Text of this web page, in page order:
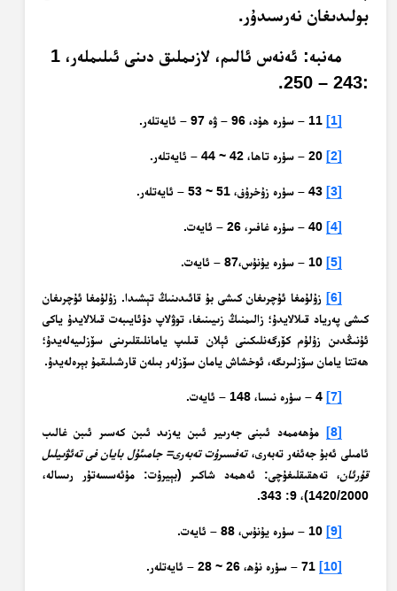
بولىدىغان نەرسىدۇر.
مەنبە: ئەنەس ئالىم، لازىملىق دىنى ئىلىملەر، 1
:243 – 250.
[1] 11 – سۈرە ھۇد، 96 – ۋە 97 – ئايەتلەر.
[2] 20 – سۈرە تاھا، 42 ~ 44 – ئايەتلەر.
[3] 43 – سۈرە زۇخرۇف، 51 ~ 53 – ئايەتلەر.
[4] 40 – سۈرە غافىر، 26 – ئايەت.
[5] 10 – سۈرە يۇنۇس،87 – ئايەت.
[6]
زۇلۇمغا ئۇچرىغان كىشى بۇ قائىدىنىڭ تېشىدا. زۇلۇمغا ئۇچرىغان
كىشى پەرياد قىلالايدۇ؛ زالىمنىڭ زىيىنىغا، توۋلاپ دۇئايىبەت قىلالايدۇ ياكى
ئۇنىڭدىن زۇلۇم كۆرگەنلىكىنى ئېلان قىلىپ يامانلىقلىرىنى سۆزلىيەلەيدۇ؛
ھەتتا يامان سۆزلىرىگە، ئوخشاش يامان سۆزلەر بىلەن قارشىلىقمۇ بېرەلەيدۇ.
[7] 4 – سۈرە نىسا، 148 – ئايەت.
[8]
مۇھەممەد ئىبنى جەرىير ئىبن يەزىد ئىبن كەسىر ئىبن غالىب
ئامىلى ئەبۇ جەئفەر تەبەرى،تەفسىرۇت تەبەرى= جامىئۇل بايان فى تەئۋىيلىل
قۇرئان، تەھقىقلىغۇچى: ئەھمەد شاكىر (بېيرۇت: مۇئەسسەتۇر رىسالە،
1420/2000)، 9: 343.
[9] 10 – سۈرە يۇنۇس، 88 – ئايەت.
[10] 71 – سۈرە نۇھ، 26 ~ 28 – ئايەتلەر.